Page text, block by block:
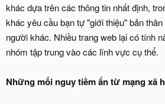
khác dựa trên các thông tin nhất định,
khác yêu cầu bạn tự "giới thiệu" bản
người khác. Nhiều trang web lại có tính
nhóm tập trung vào các lĩnh vực cụ thể.
Những mối nguy tiềm ẩn từ mạng xã